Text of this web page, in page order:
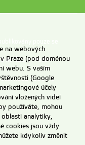
na ČZU v Praze.
na webových
Praze (pod doménou
webu. S vaším
(Google
účely
vložených videí
používáte, mohou
analytiky,
cookies jsou vždy
kdykoliv změnit